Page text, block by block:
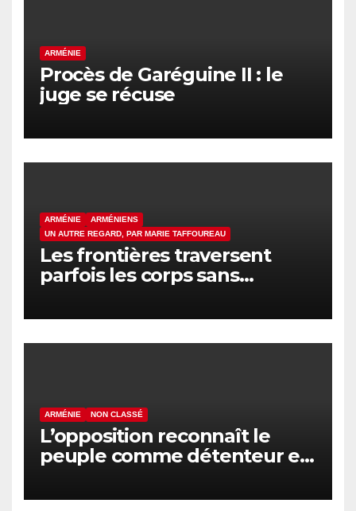
ARMÉNIE
Procès de Garéguine II : le
juge se récuse
ARMÉNIE
ARMÉNIENS
UN AUTRE REGARD, PAR MARIE TAFFOUREAU
Les frontières traversent
parfois les corps sans
ARMÉNIE NON CLASSÉ
L’opposition reconnaît le
peuple comme détenteur et
Arménie, selon Ghazaryan